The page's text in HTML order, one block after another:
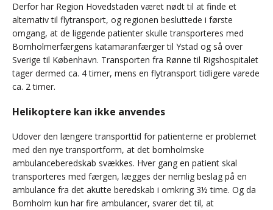
Derfor har Region Hovedstaden været nødt til at finde et
alternativ til flytransport, og regionen besluttede i første
omgang, at de liggende patienter skulle transporteres med
Bornholmerfærgens katamaranfærger til Ystad og så over
Sverige til København. Transporten fra Rønne til Rigshospitalet
tager dermed ca. 4 timer, mens en flytransport tidligere varede
ca. 2 timer.
Helikoptere kan ikke anvendes
Udover den længere transporttid for patienterne er problemet
med den nye transportform, at det bornholmske
ambulanceberedskab svækkes. Hver gang en patient skal
transporteres med færgen, lægges der nemlig beslag på en
ambulance fra det akutte beredskab i omkring 3½ time. Og da
Bornholm kun har fire ambulancer, svarer det til, at